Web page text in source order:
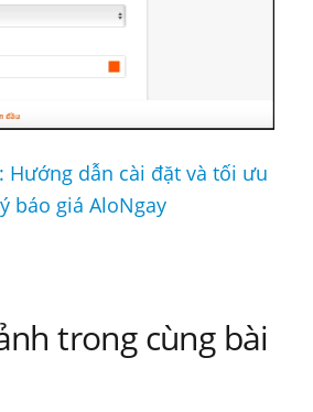
Hướng dẫn cài đặt và tối ưu
báo giá AloNgay
trong cùng bài